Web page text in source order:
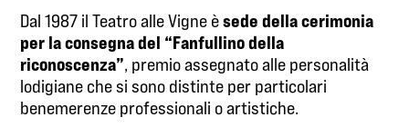
Dal 1987 il Teatro alle Vigne èsede della cerimonia
per la consegna del “Fanfullino della
riconoscenza”, premio assegnato alle personalità
lodigiane che si sono distinte per particolari
benemerenze professionali o artistiche.